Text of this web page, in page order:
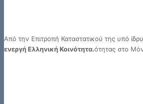
Από την Επιτροπή Καταστατικού της υπό
ενεργή Ελληνική Κοινότητα.ότητας στο